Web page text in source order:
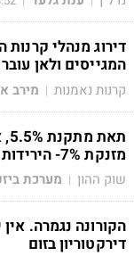
דירוג מנהלי קרנות
המגייסים ולאן
קרנות נאמנות | מירב
מזנקת 7%- הירידות בת"א נמשכות
שוק ההון | מערכת
הקורונה נגמרה.
דירקטוריון בזום